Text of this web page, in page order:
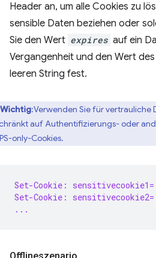
Header an, um alle Cookies zu
sensible Daten beziehen oder
Sie den Wert expires auf ein
Vergangenheit und den Wert
leeren String fest.
Wichtig:Verwenden Sie für vertrauliche
auf Authentifizierungs- oder
only-Cookies.
Set-Cookie:
Set-Cookie:
...